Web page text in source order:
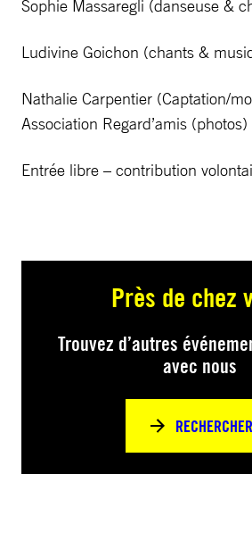
Sophie Massaregli (danseuse &
Ludivine Goichon (chants &
Nathalie Carpentier (Captation/
Association Regard’amis (photos)
Entrée libre – contribution
Près de chez
Trouvez d’autres
avec nous
RECHERCHER